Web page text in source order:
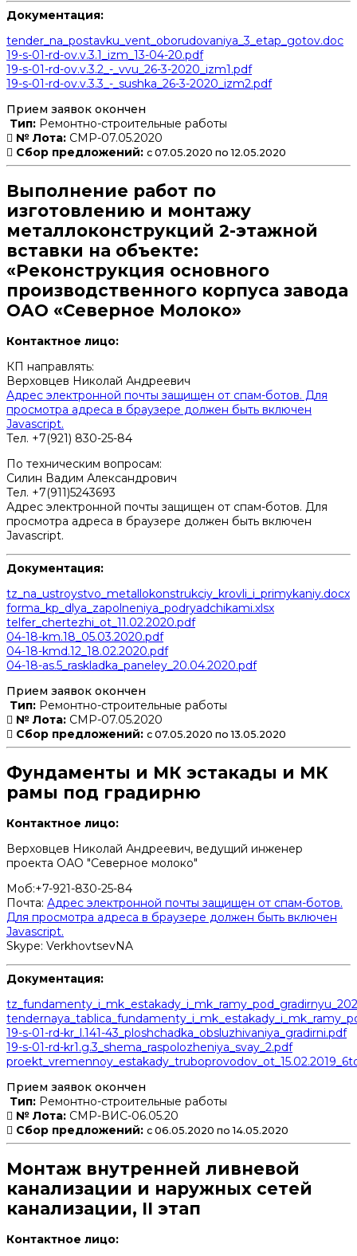
Документация:
tender_na_postavku_vent_oborudovaniya_3_etap_gotov.doc
19-s-01-rd-ov.v.3.1_izm_13-04-20.pdf
19-s-01-rd-ov.v.3.2_-_vvu_26-3-2020_izm1.pdf
19-s-01-rd-ov.v.3.3_-_sushka_26-3-2020_izm2.pdf
Прием заявок окончен
Тип: Ремонтно-строительные работы
№ Лота: СМР-07.05.2020
Сбор предложений: с 07.05.2020 по 12.05.2020
Выполнение работ по
изготовлению и монтажу
металлоконструкций 2-этажной
вставки на объекте:
«Реконструкция основного
производственного корпуса завода
ОАО «Северное Молоко»
Контактное лицо:
КП направлять:
Верховцев Николай Андреевич
Адрес электронной почты защищен от спам-ботов. Для
просмотра адреса в браузере должен быть включен
Javascript.
Тел. +7(921) 830-25-84
По техническим вопросам:
Силин Вадим Александрович
Тел. +7(911)5243693
Адрес электронной почты защищен от спам-ботов. Для
просмотра адреса в браузере должен быть включен
Javascript.
Документация:
tz_na_ustroystvo_metallokonstrukciy_krovli_i_primykaniy.docx
forma_kp_dlya_zapolneniya_podryadchikami.xlsx
telfer_chertezhi_ot_11.02.2020.pdf
04-18-km.18_05.03.2020.pdf
04-18-kmd.12_18.02.2020.pdf
04-18-as.5_raskladka_paneley_20.04.2020.pdf
Прием заявок окончен
Тип: Ремонтно-строительные работы
№ Лота: СМР-07.05.2020
Сбор предложений: с 07.05.2020 по 13.05.2020
Фундаменты и МК эстакады и МК
рамы под градирню
Контактное лицо:
Верховцев Николай Андреевич, ведущий инженер
проекта ОАО "Северное молоко"
Моб:+7-921-830-25-84
Почта: Адрес электронной почты защищен от спам-ботов.
Для просмотра адреса в браузере должен быть включен
Javascript.
Skype: VerkhovtsevNA
Документация:
19-s-01-rd-kr_l.141-43_ploshchadka_obsluzhivaniya_gradirni.pdf
19-s-01-rd-kr1.g.3_shema_raspolozheniya_svay_2.pdf
Прием заявок окончен
Тип: Ремонтно-строительные работы
№ Лота: СМР-ВИС-06.05.20
Сбор предложений: с 06.05.2020 по 14.05.2020
Монтаж внутренней ливневой
канализации и наружных сетей
канализации, II этап
Контактное лицо: